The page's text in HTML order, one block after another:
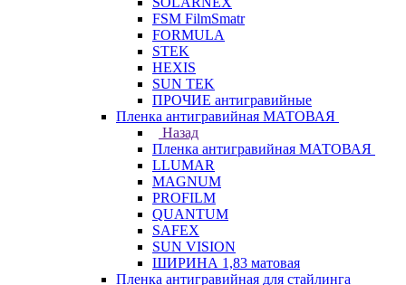
FSM FilmSmatr
FORMULA
STEK
HEXIS
SUN TEK
ПРОЧИЕ антигравийные
Пленка антигравийная МАТОВАЯ
Назад
Пленка антигравийная МАТОВАЯ
LLUMAR
MAGNUM
PROFILM
QUANTUM
SAFEX
SUN VISION
ШИРИНА 1,83 матовая
Пленка антигравийная для стайлинга